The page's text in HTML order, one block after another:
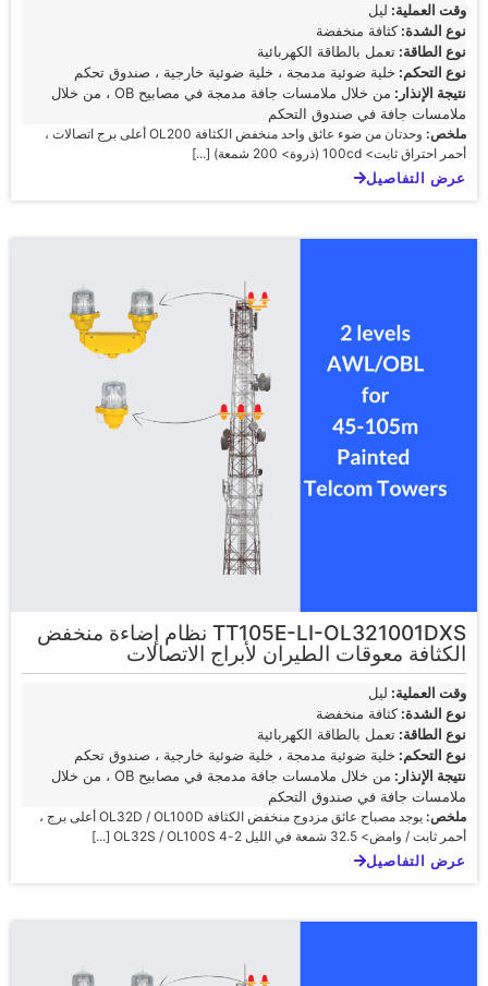
وقت العملية: ليل
نوع الشدة:كثافة منخفضة
نوع الطاقة: تعمل بالطاقة الكهربائية
نوع التحكم: خلية ضوئية مدمجة ، خلية ضوئية خارجية ، صندوق تحكم
نتيجة الإنذار:
من خلال ملامسات جافة مدمجة في مصابيح OB ، من خلال
ملامسات جافة في صندوق التحكم
ملخص:
وحدتان من ضوء عائق واحد منخفض الكثافة OL200 أعلى برج اتصالات ،
أحمر احتراق ثابت> 100cd (ذروة> 200 شمعة) [...]
عرض التفاصيل
TT105E-LI-OL321001DXS نظام إضاءة منخفض
الكثافة معوقات الطيران لأبراج الاتصالات
وقت العملية: ليل
نوع الشدة:كثافة منخفضة
نوع الطاقة: تعمل بالطاقة الكهربائية
نوع التحكم: خلية ضوئية مدمجة ، خلية ضوئية خارجية ، صندوق تحكم
نتيجة الإنذار:
من خلال ملامسات جافة مدمجة في مصابيح OB ، من خلال
ملامسات جافة في صندوق التحكم
ملخص:
يوجد مصباح عائق مزدوج منخفض الكثافة OL32D / OL100D أعلى برج ،
أحمر ثابت / وامض> 32.5 شمعة في الليل 2-4 OL32S / OL100S [...]
عرض التفاصيل